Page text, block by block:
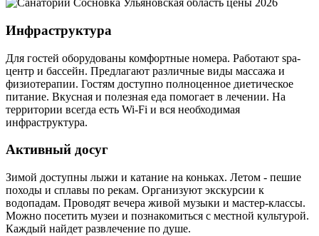
Инфраструктура
Для гостей оборудованы комфортные номера. Работают spa-
центр и бассейн. Предлагают различные виды массажа и
физиотерапии. Гостям доступно полноценное диетическое
питание. Вкусная и полезная еда помогает в лечении. На
территории всегда есть Wi-Fi и вся необходимая
инфраструктура.
Активный досуг
Зимой доступны лыжи и катание на коньках. Летом - пешие
походы и сплавы по рекам. Организуют экскурсии к
водопадам. Проводят вечера живой музыки и мастер-классы.
Можно посетить музеи и познакомиться с местной культурой.
Каждый найдет развлечение по душе.